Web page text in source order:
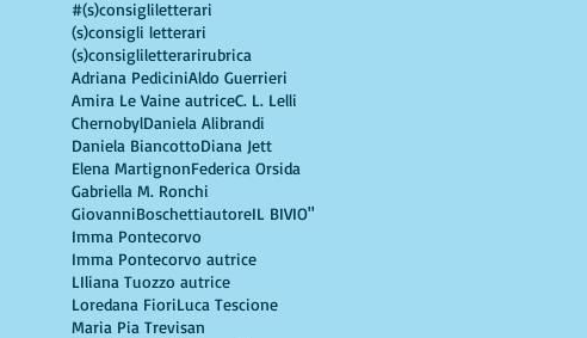
#(s)consigliletterari
(s)consigli letterari
(s)consigliletterarirubrica
Adriana PediciniAldo Guerrieri
Amira Le Vaine autriceC. L. Lelli
ChernobylDaniela Alibrandi
Daniela BiancottoDiana Jett
Elena MartignonFederica Orsida
Gabriella M. Ronchi
GiovanniBoschettiautoreIL BIVIO"
Imma Pontecorvo
Imma Pontecorvo autrice
LIliana Tuozzo autrice
Loredana FioriLuca Tescione
Maria Pia Trevisan